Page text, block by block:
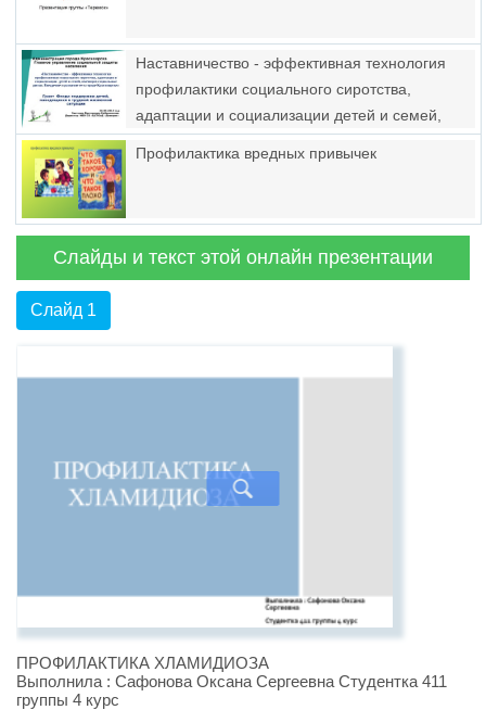
Наставничество - эффективная технология
профилактики социального сиротства,
адаптации и социализации детей и семей,
Профилактика вредных привычек
Слайды и текст этой онлайн презентации
Слайд 1
ПРОФИЛАКТИКА ХЛАМИДИОЗА
Выполнила : Сафонова Оксана Сергеевна Студентка 411
группы 4 курс